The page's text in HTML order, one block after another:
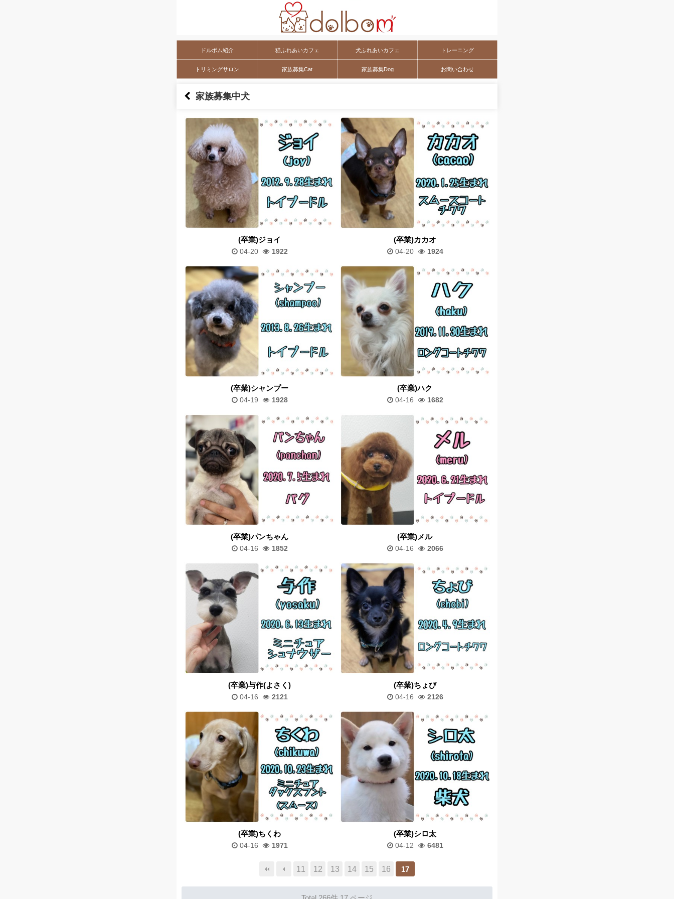
ドルボム紹介 猫ふれあいカフェ 犬ふれあいカフェ トレーニング
トリミングサロン 家族募集Cat 家族募集Dog お問い合わせ
家族募集中犬
(卒業)ジョイ
04-20 1922
(卒業)カカオ
04-20 1924
(卒業)シャンプー
04-19 1928
(卒業)ハク
04-16 1682
(卒業)パンちゃん
04-16 1852
(卒業)メル
04-16 2066
(卒業)与作(よさく)
04-16 2121
(卒業)ちょび
04-16 2126
(卒業)ちくわ
04-16 1971
(卒業)シロ太
04-12 6481
11 12 13 14 15 16 17